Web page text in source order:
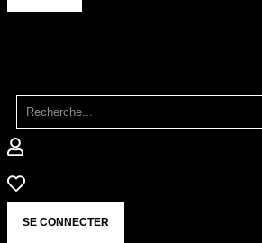
SE CONNECTER